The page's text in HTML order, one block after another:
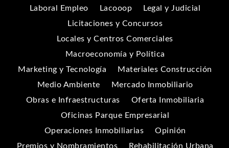
Laboral Empleo
Lacooop
Legal y Judicial
Licitaciones y Concursos
Locales y Centros Comerciales
Macroeconomía y Política
Marketing y Tecnología
Materiales Construcción
Medio Ambiente
Mercado Inmobiliario
Obras e Infraestructuras
Oferta Inmobiliaria
Oficinas Parque Empresarial
Operaciones Inmobiliarias
Opinión
Premios y Nombramientos
Rehabilitación Urbana